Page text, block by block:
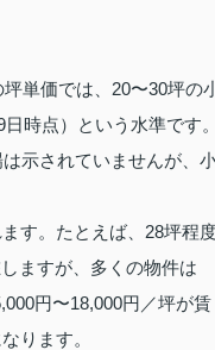
単価では、20〜30坪の
時点）という水準です
示されていませんが、
す。たとえば、28坪程
ますが、多くの物件は
円〜18,000円／坪が賃
ります。